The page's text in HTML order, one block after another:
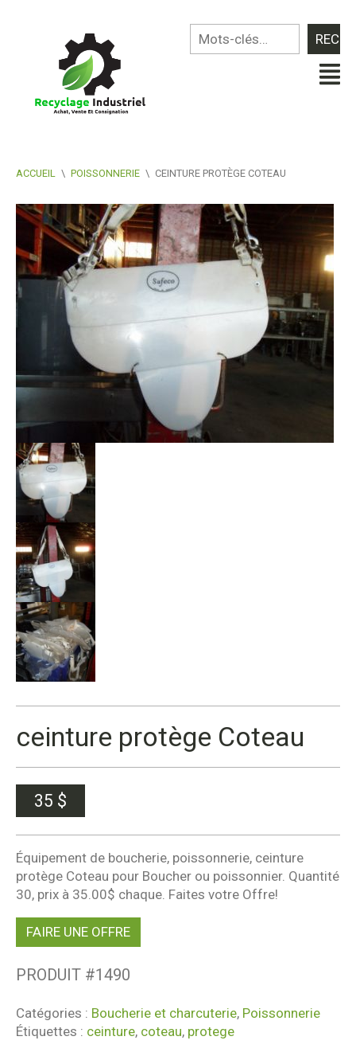
ACCUEIL \ POISSONNERIE \ CEINTURE PROTÈGE COTEAU
ceinture protège Coteau
35 $
Équipement de boucherie, poissonnerie, ceinture
protège Coteau pour Boucher ou poissonnier. Quantité
30, prix à 35.00$ chaque. Faites votre Offre!
FAIRE UNE OFFRE
PRODUIT #1490
Catégories : Boucherie et charcuterie, Poissonnerie
Étiquettes : ceinture, coteau, protege